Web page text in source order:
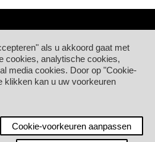
als u akkoord gaat met
cookies, analytische cookies,
media cookies. Door op "Cookie-
klikken kan u uw voorkeuren
Cookie-voorkeuren aanpassen